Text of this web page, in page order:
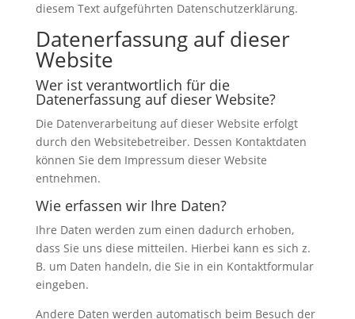
diesem Text aufgeführten Datenschutzerklärung.
Datenerfassung auf dieser
Website
Wer ist verantwortlich für die
Datenerfassung auf dieser Website?
Die Datenverarbeitung auf dieser Website erfolgt
durch den Websitebetreiber. Dessen Kontaktdaten
können Sie dem Impressum dieser Website
entnehmen.
Wie erfassen wir Ihre Daten?
Ihre Daten werden zum einen dadurch erhoben,
dass Sie uns diese mitteilen. Hierbei kann es sich z.
B. um Daten handeln, die Sie in ein Kontaktformular
eingeben.
Andere Daten werden automatisch beim Besuch der